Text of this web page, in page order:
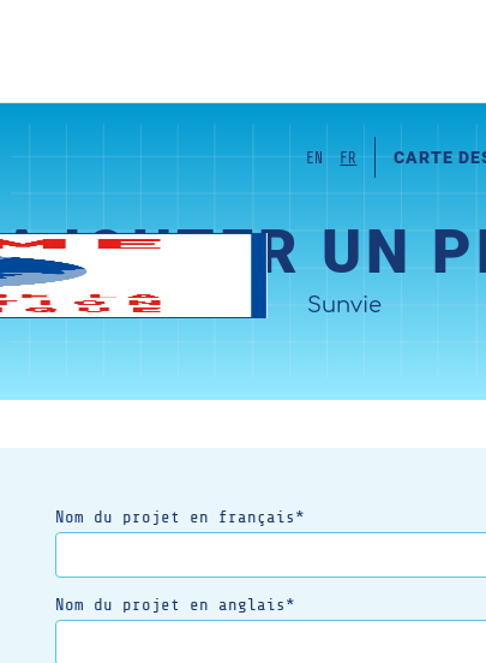
EN FR CARTE
AJOUTER UN
Sunvie
Nom du projet en français*
Nom du projet en anglais*